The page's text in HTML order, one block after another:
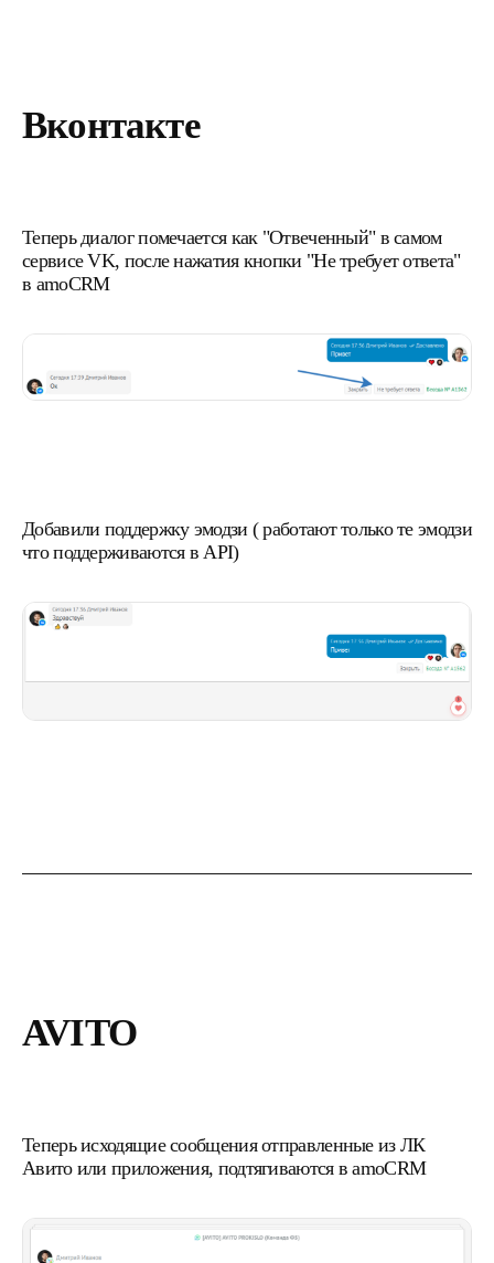
Вконтакте
Теперь диалог помечается как "Отвеченный" в самом
сервисе VK, после нажатия кнопки "Не требует ответа"
в amoCRM
Добавили поддержку эмодзи ( работают только те эмодзи
что поддерживаются в API)
AVITO
Теперь исходящие сообщения отправленные из ЛК
Авито или приложения, подтягиваются в amoCRM